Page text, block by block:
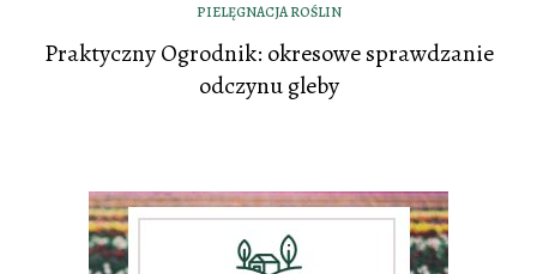
PIELĘGNACJA ROŚLIN
Praktyczny Ogrodnik: okresowe sprawdzanie
odczynu gleby